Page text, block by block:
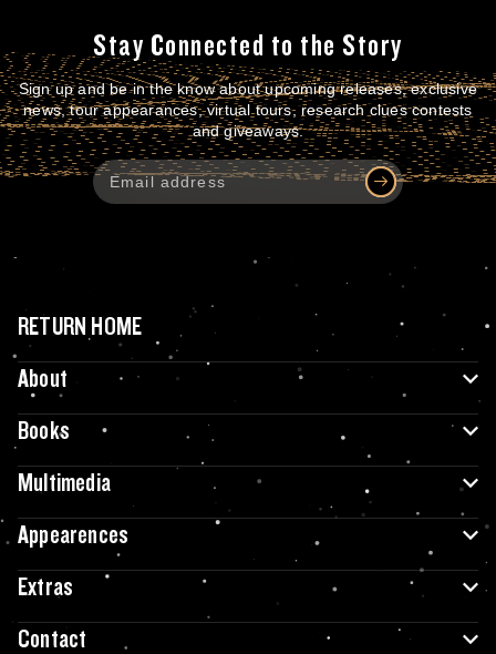
Stay Connected to the Story
Sign up and be in the know about upcoming releases, exclusive
news, tour appearances, virtual tours, research clues contests
and giveaways.
RETURN HOME
About
Books
Multimedia
Appearences
Extras
Contact